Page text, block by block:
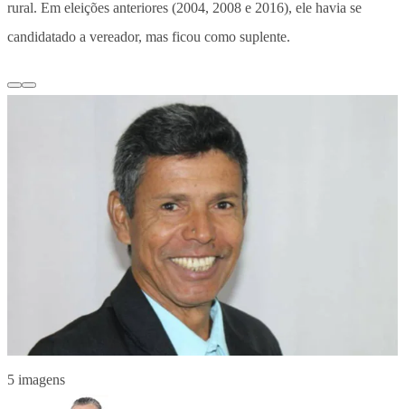
rural. Em eleições anteriores (2004, 2008 e 2016), ele havia se
candidatado a vereador, mas ficou como suplente.
5 imagens